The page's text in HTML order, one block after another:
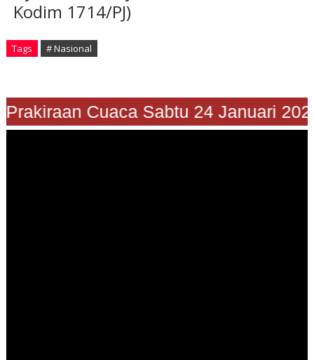
Kodim 1714/PJ)
Tags # Nasional
Cuaca Sabtu 24 Januari